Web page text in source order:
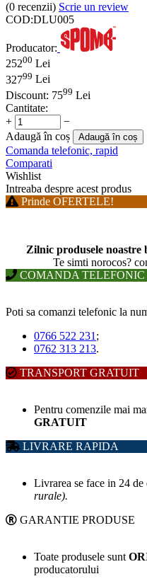
(0 recenzii) Scrie un review
COD:DLU005
Producator:
25200 Lei
32799 Lei
Discount: 7599 Lei
Cantitate:
+
−
Adaugă în coș
Adaugă în coș
Comanda telefonic, rapid
Comparati
Wishlist
Intreaba despre acest produs
Prinde OFERTELE!
Zilnic produsele noastre
Te simti norocos?
COMANDA TELEFONIC
Poti sa comanzi telefonic la
0766 522 231 ;
0762 313 213.
TRANSPORT GRATUIT
Pentru comenzile mai
GRATUIT
LIVRARE RAPIDA
Livrarea se face in 24 de
rurale).
GARANTIE PRODUSE
Toate produsele sunt
producatorului